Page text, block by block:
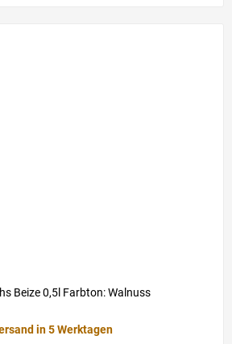
Beize 0,5l Farbton: Walnuss
in 5 Werktagen